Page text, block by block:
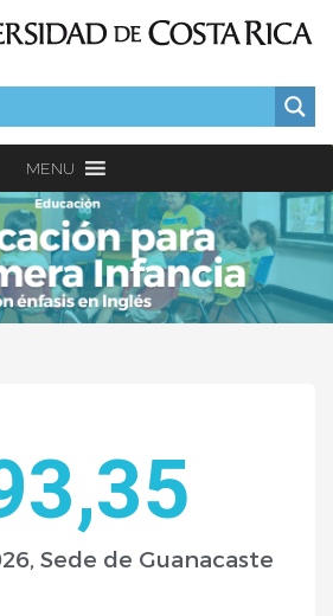
MENU
Sede de Guanacaste
,35